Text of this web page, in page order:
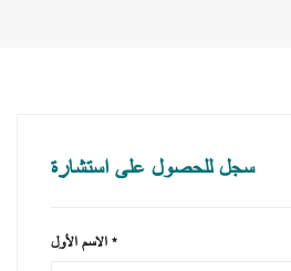
سجل للحصول على استشارة
*